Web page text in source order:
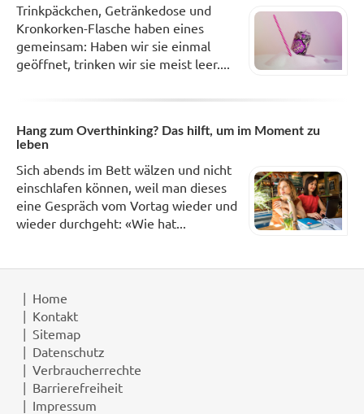
Trinkpäckchen, Getränkedose und
Kronkorken-Flasche haben eines
gemeinsam: Haben wir sie einmal
geöffnet, trinken wir sie meist leer....
Hang zum Overthinking? Das hilft, um im Moment zu
leben
Sich abends im Bett wälzen und nicht
einschlafen können, weil man dieses
eine Gespräch vom Vortag wieder und
wieder durchgeht: «Wie hat...
Home
Kontakt
Sitemap
Datenschutz
Verbraucherrechte
Barrierefreiheit
Impressum